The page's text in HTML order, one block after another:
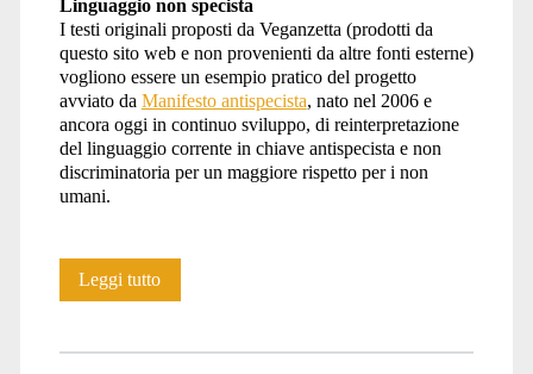
Linguaggio non specista
I testi originali proposti da Veganzetta (prodotti da
questo sito web e non provenienti da altre fonti esterne)
vogliono essere un esempio pratico del progetto
avviato da Manifesto antispecista, nato nel 2006 e
ancora oggi in continuo sviluppo, di reinterpretazione
del linguaggio corrente in chiave antispecista e non
discriminatoria per un maggiore rispetto per i non
umani.
Leggi tuttoLinguaggio